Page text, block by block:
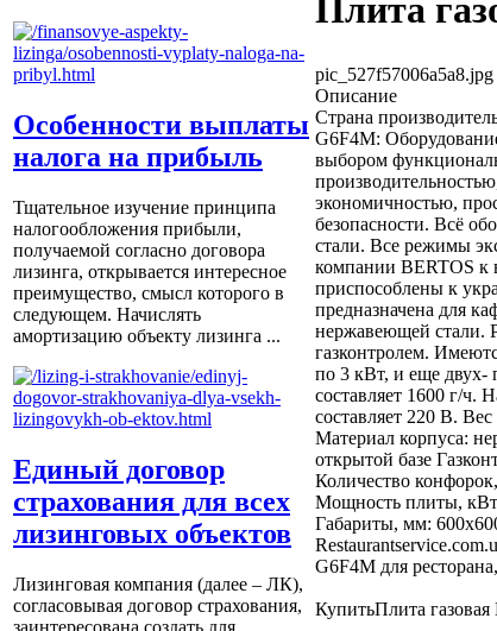
Особенности выплаты
налога на прибыль
Тщательное изучение принципа
налогообложения прибыли,
получаемой согласно договора
лизинга, открывается интересное
преимущество, смысл которого в
следующем. Начислять
амортизацию объекту лизинга ...
Единый договор
страхования для всех
лизинговых объектов
Лизинговая компания (далее – ЛК),
согласовывая договор страхования,
заинтересована создать для
Плита
pic_527f57006a5a8.jpg
Описание
Страна
G6F4M:
выбором
экономичностью,
безопасности. Всё
стали. Все режимы
компании BERTOS к
приспособлены к
предназначена для
нержавеющей стали.
газконтролем.
по 3 кВт, и еще двух-
составляет 1600 г/ч.
составляет 220 В.
Материал корпуса:
открытой базе
Количество
Мощность плиты,
Габариты, мм:
G6F4M для
КупитьПлита